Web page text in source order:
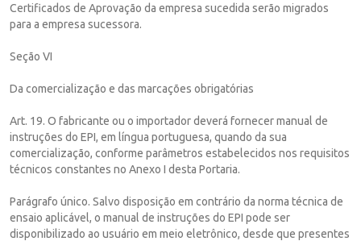
Certificados de Aprovação da empresa sucedida serão migrados
para a empresa sucessora.
Seção VI
Da comercialização e das marcações obrigatórias
Art. 19. O fabricante ou o importador deverá fornecer manual de
instruções do EPI, em língua portuguesa, quando da sua
comercialização, conforme parâmetros estabelecidos nos requisitos
técnicos constantes no Anexo I desta Portaria.
Parágrafo único. Salvo disposição em contrário da norma técnica de
ensaio aplicável, o manual de instruções do EPI pode ser
disponibilizado ao usuário em meio eletrônico, desde que presentes